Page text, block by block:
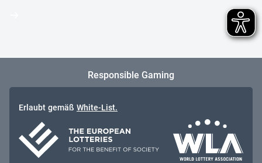
Responsible Gaming
Erlaubt gemäß White-List.